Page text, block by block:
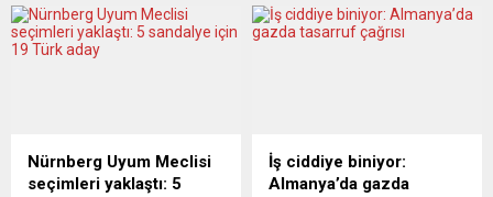
Nürnberg Uyum Meclisi
seçimleri yaklaştı: 5
İş ciddiye biniyor:
Almanya’da gazda